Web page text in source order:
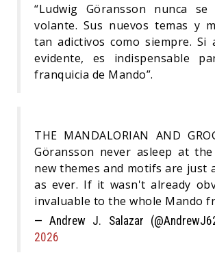
“Ludwig Göransson nunca
volante. Sus nuevos temas y
tan adictivos como siempre. Si
evidente, es indispensable
franquicia de Mando”.
THE MANDALORIAN AND
Göransson never asleep at
new themes and motifs are just
as ever. If it wasn't already
invaluable to the whole Mando
— Andrew J. Salazar
2026